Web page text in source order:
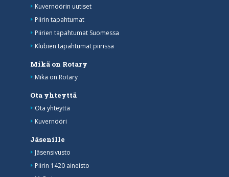
Kuvernöörin uutiset
Piirin tapahtumat
Piirien tapahtumat Suomessa
Klubien tapahtumat piirissä
Mikä on Rotary
Mikä on Rotary
Ota yhteyttä
Ota yhteyttä
Kuvernööri
Jäsenille
Jäsensivusto
Piirin 1420 aineisto